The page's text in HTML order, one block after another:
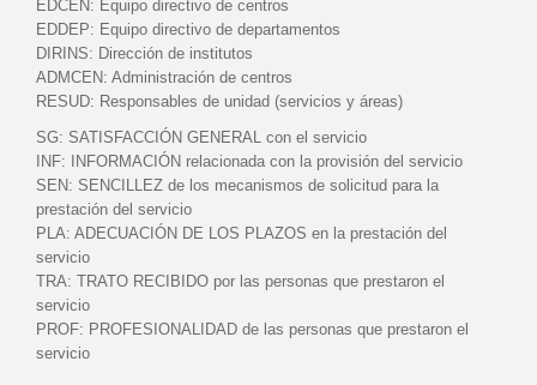
EDCEN: Equipo directivo de centros
EDDEP: Equipo directivo de departamentos
DIRINS: Dirección de institutos
ADMCEN: Administración de centros
RESUD: Responsables de unidad (servicios y áreas)
SG: SATISFACCIÓN GENERAL con el servicio
INF:
INFORMACIÓN relacionada con la provisión del servicio
SEN: SENCILLEZ de los mecanismos de solicitud para la
prestación del servicio
PLA: ADECUACIÓN DE LOS PLAZOS en la prestación del
servicio
TRA: TRATO RECIBIDO por las personas que prestaron el
servicio
PROF: PROFESIONALIDAD de las personas que prestaron el
servicio